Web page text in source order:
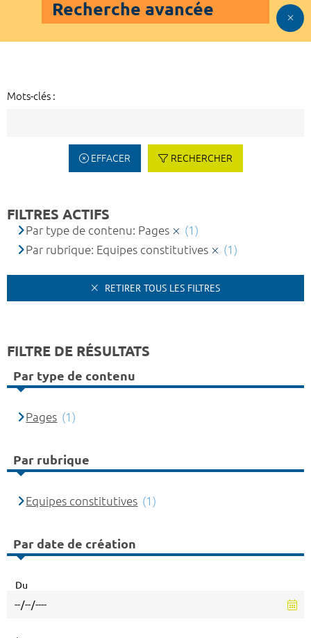
Recherche avancée
Mots-clés :
EFFACER RECHERCHER
FILTRES ACTIFS
Par type de contenu: Pages
(1)
Par rubrique: Equipes constitutives
(1)
RETIRER TOUS LES FILTRES
FILTRE DE RÉSULTATS
Par type de contenu
Pages (1)
Par rubrique
Equipes constitutives (1)
Par date de création
Du